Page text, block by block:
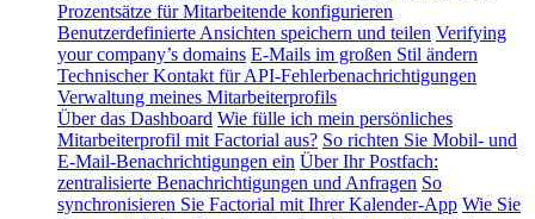
Prozentsätze für Mitarbeitende konfigurieren
Benutzerdefinierte Ansichten speichern und teilen Verifying
your company’s domains E-Mails im großen Stil ändern
Technischer Kontakt für API-Fehlerbenachrichtigungen
Verwaltung meines Mitarbeiterprofils
Über das Dashboard Wie fülle ich mein persönliches
Mitarbeiterprofil mit Factorial aus? So richten Sie Mobil- und
E-Mail-Benachrichtigungen ein Über Ihr Postfach:
zentralisierte Benachrichtigungen und Anfragen So
synchronisieren Sie Factorial mit Ihrer Kalender-App Wie Sie